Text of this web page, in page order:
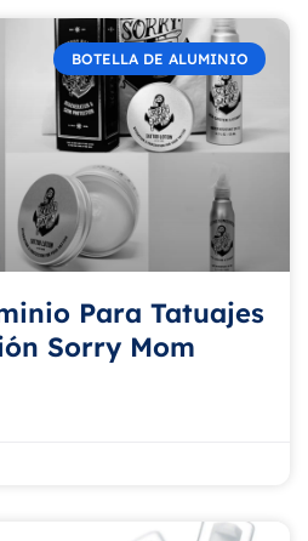
BOTELLA DE ALUMINIO
Para Tatuajes
Sorry Mom